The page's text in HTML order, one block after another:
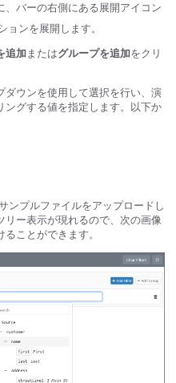
バーの右側にある展開アイコン
ョンを展開します。
追加またはグループを追加をクリ
ダウンを使用して選択を行い、演
グする値を指定します。以下か
ンプルファイルをアップロードし
リー表示が現れるので、次の画像
ことができます。